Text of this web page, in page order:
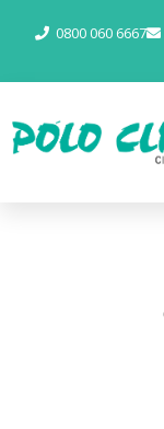
0800 060 6667